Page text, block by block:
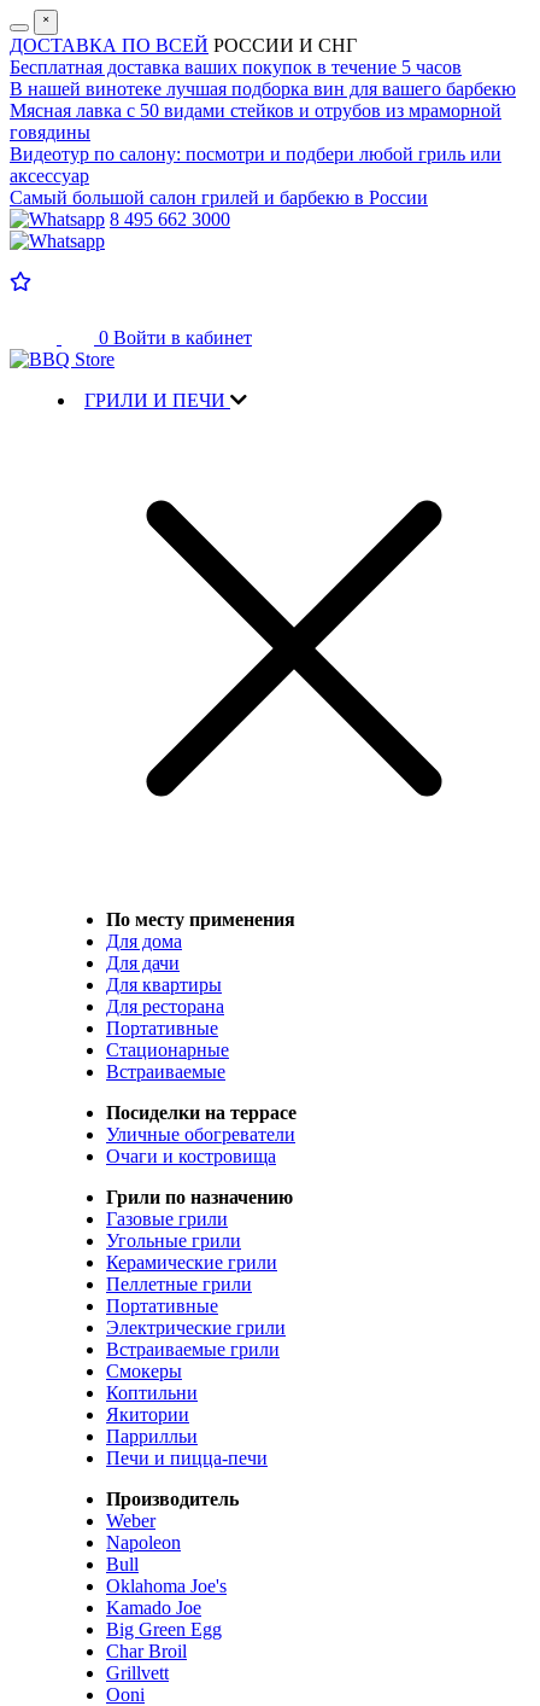
˟
ДОСТАВКА ПО ВСЕЙ РОССИИ И СНГ
Бесплатная доставка ваших покупок в течение 5 часов
В нашей винотеке лучшая подборка вин для вашего барбекю
Мясная лавка с 50 видами стейков и отрубов из мраморной
говядины
Видеотур по салону: посмотри и подбери любой гриль или
аксессуар
Самый большой салон грилей и барбекю в России
8 495 662 3000
0 Войти в кабинет
ГРИЛИ И ПЕЧИ
По месту применения
Для дома
Для дачи
Для квартиры
Для ресторана
Портативные
Стационарные
Встраиваемые
Посиделки на террасе
Уличные обогреватели
Очаги и костровища
Грили по назначению
Газовые грили
Угольные грили
Керамические грили
Пеллетные грили
Портативные
Электрические грили
Встраиваемые грили
Смокеры
Коптильни
Якитории
Паррилльи
Печи и пицца-печи
Производитель
Weber
Napoleon
Bull
Oklahoma Joe's
Kamado Joe
Big Green Egg
Char Broil
Grillvett
Ooni